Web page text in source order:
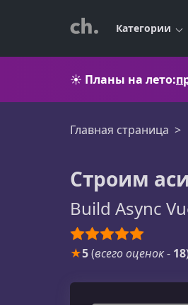
Категории
☀️ Планы на лето:
Главная страница
Строим
Build Async
★5(всего оценок- 18)